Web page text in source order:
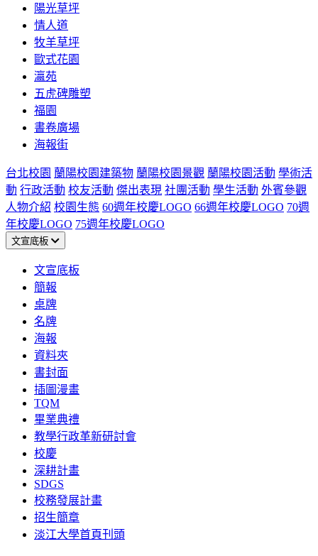
陽光草坪
情人道
牧羊草坪
歐式花園
瀛苑
五虎碑雕塑
福園
書卷廣場
海報街
台北校園 蘭陽校園建築物 蘭陽校園景觀 蘭陽校園活動 學術活
動 行政活動 校友活動 傑出表現 社團活動 學生活動 外賓參觀
人物介紹 校園生態 60週年校慶LOGO 66週年校慶LOGO 70週
年校慶LOGO 75週年校慶LOGO
文宣底板
文宣底板
簡報
桌牌
名牌
海報
資料夾
書封面
插圖漫畫
TQM
畢業典禮
教學行政革新研討會
校慶
深耕計畫
SDGS
校務發展計畫
招生簡章
淡江大學首頁刊頭